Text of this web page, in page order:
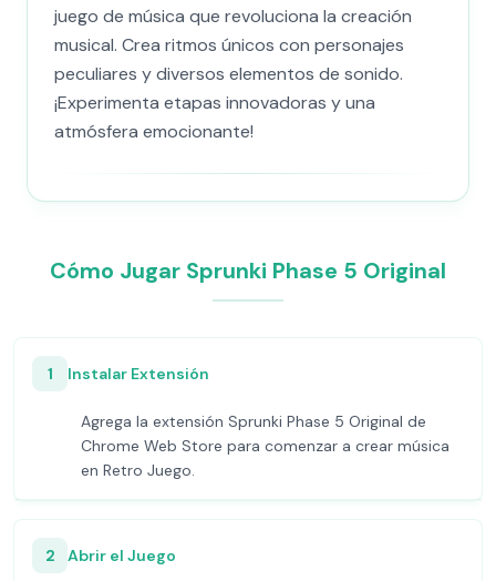
juego de música que revoluciona la creación
musical. Crea ritmos únicos con personajes
peculiares y diversos elementos de sonido.
¡Experimenta etapas innovadoras y una
atmósfera emocionante!
Cómo Jugar Sprunki Phase 5 Original
1 Instalar Extensión
Agrega la extensión Sprunki Phase 5 Original de
Chrome Web Store para comenzar a crear música
en Retro Juego.
2 Abrir el Juego